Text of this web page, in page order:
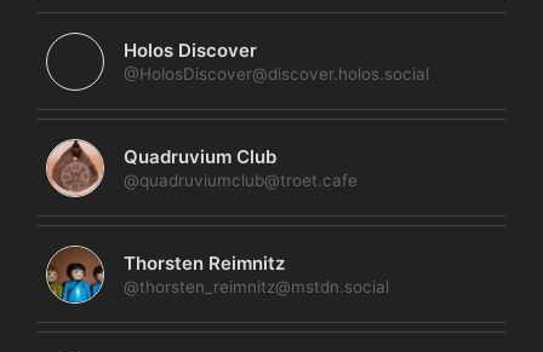
Holos Discover
@HolosDiscover@discover.holos.social
Quadruvium Club
@quadruviumclub@troet.cafe
Thorsten Reimnitz
@thorsten_reimnitz@mstdn.social